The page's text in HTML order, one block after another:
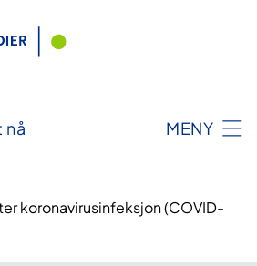
nå MENY
koronavirusinfeksjon (COVID-